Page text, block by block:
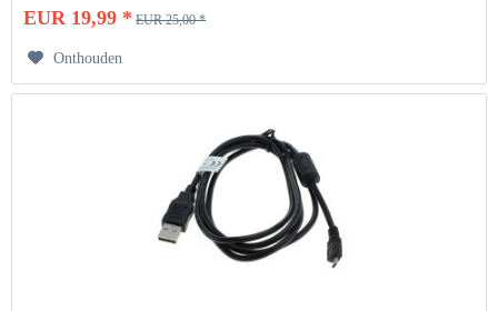
EUR 19,99 * EUR 25,00 *
Onthouden